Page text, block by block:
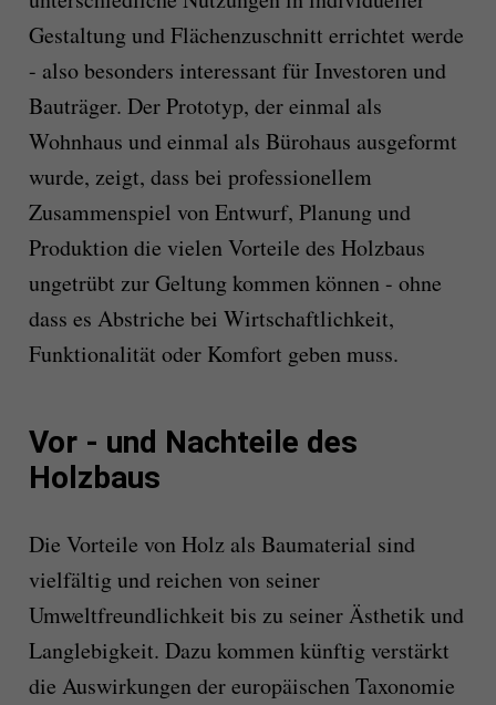
Gestaltung und Flächenzuschnitt errichtet werde
- also besonders interessant für Investoren und
Bauträger. Der Prototyp, der einmal als
Wohnhaus und einmal als Bürohaus ausgeformt
wurde, zeigt, dass bei professionellem
Zusammenspiel von Entwurf, Planung und
Produktion die vielen Vorteile des Holzbaus
ungetrübt zur Geltung kommen können - ohne
dass es Abstriche bei Wirtschaftlichkeit,
Funktionalität oder Komfort geben muss.
Vor - und Nachteile des
Holzbaus
Die Vorteile von Holz als Baumaterial sind
vielfältig und reichen von seiner
Umweltfreundlichkeit bis zu seiner Ästhetik und
Langlebigkeit. Dazu kommen künftig verstärkt
die Auswirkungen der europäischen Taxonomie